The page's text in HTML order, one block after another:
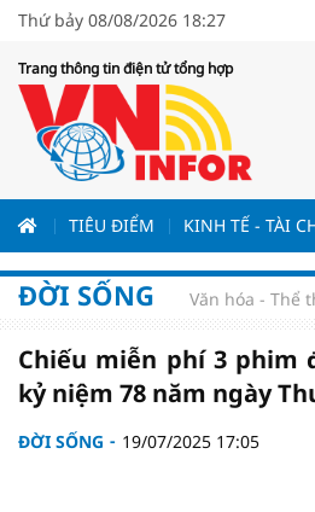
Thứ bảy 08/08/2026 18:27
Trang thông tin điện tử tổng hợp
TIÊU ĐIỂM KINH TẾ - TÀI
ĐỜI SỐNG Văn hóa - Thể
Chiếu miễn phí 3 phim
kỷ niệm 78 năm ngày
ĐỜI SỐNG 19/07/2025 17:05